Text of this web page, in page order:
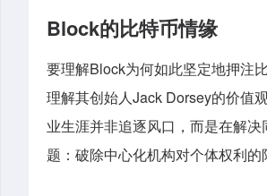
Block的比特币情缘
要理解Block为何如此坚定地押注
理解其创始人 Jack Dorsey的价值
业生涯并非追逐风口，而是在解决
题：破除中心化机构对个体权利的